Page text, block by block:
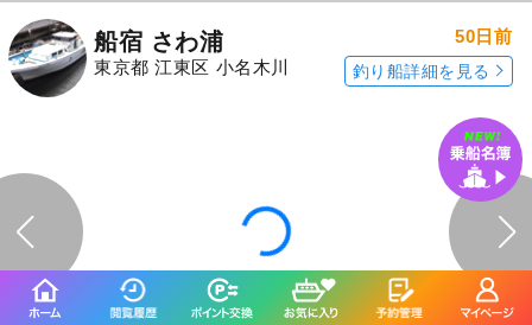
船宿 さわ浦
東京都 江東区 小名木川
50日前
釣り船詳細を見る